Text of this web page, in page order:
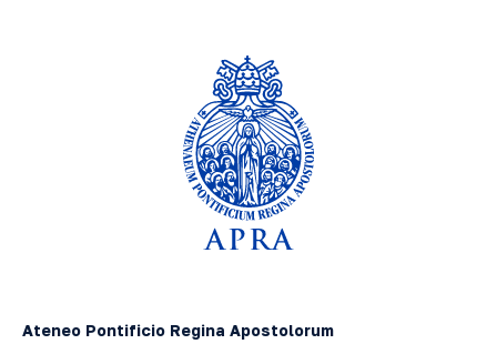
Ateneo Pontificio Regina Apostolorum